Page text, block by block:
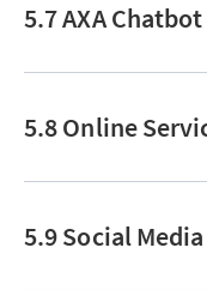
5.7 AXA Chatbot
5.8 Online
5.9 Social Media